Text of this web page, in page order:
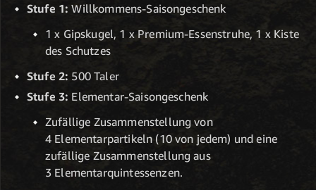
Stufe 1:Willkommens-Saisongeschenk
1 x Gipskugel, 1 x Premium-Essenstruhe, 1 x Kiste
des Schutzes
Stufe 2: 500 Taler
Stufe 3: Elementar-Saisongeschenk
Zufällige Zusammenstellung von
4 Elementarpartikeln (10 von jedem) und eine
zufällige Zusammenstellung aus
3 Elementarquintessenzen.